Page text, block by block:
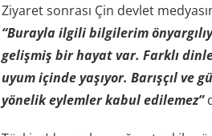
Ziyaret sonrası Çin devlet
“Burayla ilgili bilgilerim
gelişmiş bir hayat var. Farklı
uyum içinde yaşıyor. Barışçıl ve
yönelik eylemler kabul edilemez”